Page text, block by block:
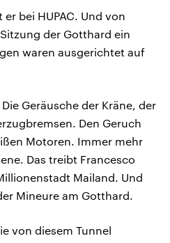
bei HUPAC. Und von
der Gotthard ein
waren ausgerichtet auf
Geräusche der Kräne, der
Den Geruch
Motoren. Immer mehr
Das treibt Francesco
Mailand. Und
Mineure am Gotthard.
von diesem Tunnel